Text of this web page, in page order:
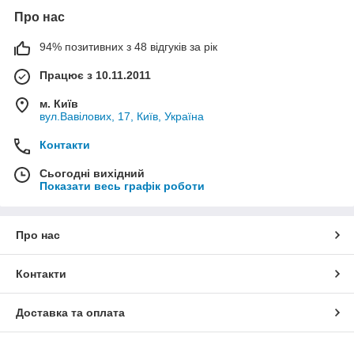
Про нас
94% позитивних з 48 відгуків за рік
Працює з 10.11.2011
м. Київ
вул.Вавілових, 17, Київ, Україна
Контакти
Сьогодні вихідний
Показати весь графік роботи
Про нас
Контакти
Доставка та оплата